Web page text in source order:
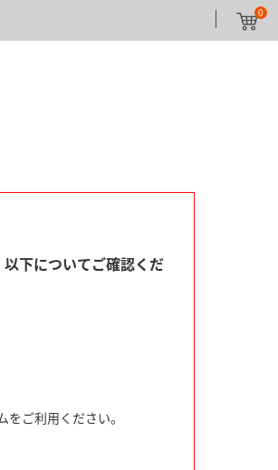
0
下についてご確認くだ
ご利用ください。